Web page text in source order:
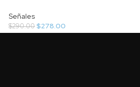
Señales
$290.00$278.00